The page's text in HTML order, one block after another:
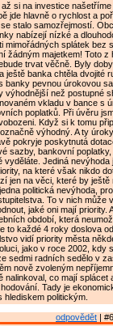
si na investice
jde hlavně o rychlost a
stalo samozřejmostí.
nabízejí nízké a
mimořádných splátek bez
žádným majetkem! Toto z
trvat věčně. Byly
ještě banka chtěla dvojité
banky pevnou úrokovou
výhodnější než postupné
vkladu v bance s
poplatků. Při úvěru
Když si k tomu
výhodný. A ty
pokryje poskytnutá
sazby, bankovní poplatky,
vyděláte. Jediná nevýhoda
na které však nikdo
jen na věci, které by ještě
politická nevýhoda,
To v nich může
jaké oni mají priority.
období, která
to každé 4 roky doslova
vidí priority města
jako v roce 2002, kdy
sedmi radních sedělo v
nově zvoleným
nalinkoval, co mají splácet
Tady je
politickým.
odpovědět |